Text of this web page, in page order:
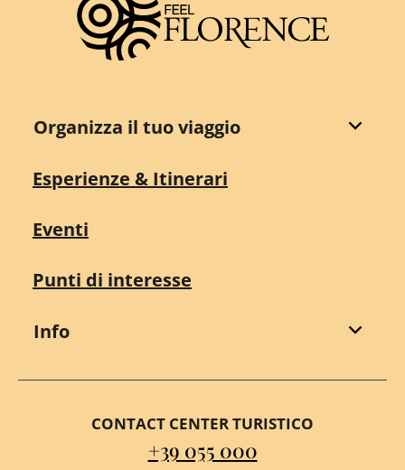
Organizza il tuo viaggio
Esperienze & Itinerari
Eventi
Punti di interesse
Info
CONTACT CENTER TURISTICO
+39 055 000